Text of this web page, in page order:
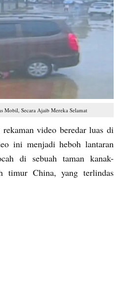
Mobil, Secara Ajaib Mereka Selamat
rekaman video beredar luas di
ini menjadi heboh lantaran
di sebuah taman kanak-
timur China, yang terlindas